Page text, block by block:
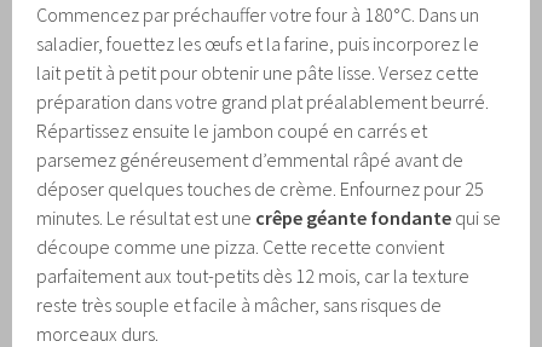
Commencez par préchauffer votre four à 180°C. Dans un
saladier, fouettez les œufs et la farine, puis incorporez le
lait petit à petit pour obtenir une pâte lisse. Versez cette
préparation dans votre grand plat préalablement beurré.
Répartissez ensuite le jambon coupé en carrés et
parsemez généreusement d’emmental râpé avant de
déposer quelques touches de crème. Enfournez pour 25
minutes. Le résultat est une crêpe géante fondante qui se
découpe comme une pizza. Cette recette convient
parfaitement aux tout-petits dès 12 mois, car la texture
reste très souple et facile à mâcher, sans risques de
morceaux durs.